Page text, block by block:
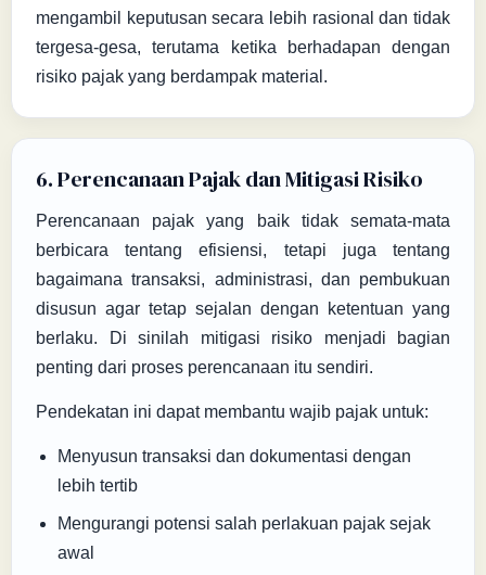
mengambil keputusan secara lebih rasional dan tidak
tergesa-gesa, terutama ketika berhadapan dengan
risiko pajak yang berdampak material.
6. Perencanaan Pajak dan Mitigasi Risiko
Perencanaan pajak yang baik tidak semata-mata
berbicara tentang efisiensi, tetapi juga tentang
bagaimana transaksi, administrasi, dan pembukuan
disusun agar tetap sejalan dengan ketentuan yang
berlaku. Di sinilah mitigasi risiko menjadi bagian
penting dari proses perencanaan itu sendiri.
Pendekatan ini dapat membantu wajib pajak untuk:
Menyusun transaksi dan dokumentasi dengan
lebih tertib
Mengurangi potensi salah perlakuan pajak sejak
awal